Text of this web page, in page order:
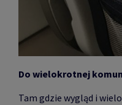
Do wielokrotnej
Tam gdzie wygląd i